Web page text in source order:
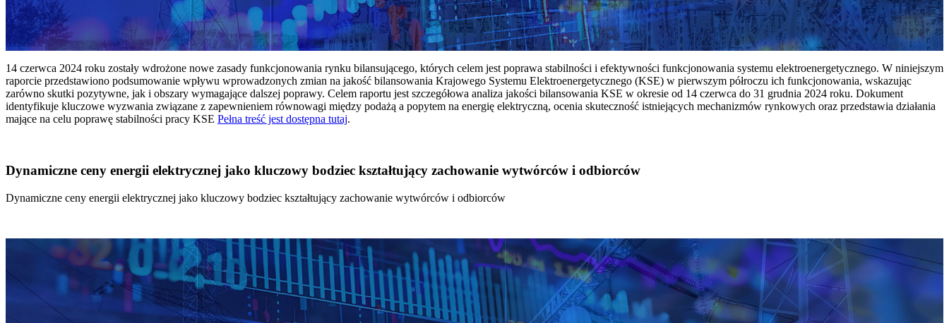
14 czerwca 2024 roku zostały wdrożone nowe zasady funkcjonowania rynku bilansującego, których celem jest poprawa stabilności i efektywności funkcjonowania systemu elektroenergetycznego. W niniejszym
raporcie przedstawiono podsumowanie wpływu wprowadzonych zmian na jakość bilansowania Krajowego Systemu Elektroenergetycznego (KSE) w pierwszym półroczu ich funkcjonowania, wskazując
zarówno skutki pozytywne, jak i obszary wymagające dalszej poprawy. Celem raportu jest szczegółowa analiza jakości bilansowania KSE w okresie od 14 czerwca do 31 grudnia 2024 roku. Dokument
identyfikuje kluczowe wyzwania związane z zapewnieniem równowagi między podażą a popytem na energię elektryczną, ocenia skuteczność istniejących mechanizmów rynkowych oraz przedstawia działania
mające na celu poprawę stabilności pracy KSE Pełna treść jest dostępna tutaj.
Dynamiczne ceny energii elektrycznej jako kluczowy bodziec kształtujący zachowanie wytwórców i odbiorców
Dynamiczne ceny energii elektrycznej jako kluczowy bodziec kształtujący zachowanie wytwórców i odbiorców